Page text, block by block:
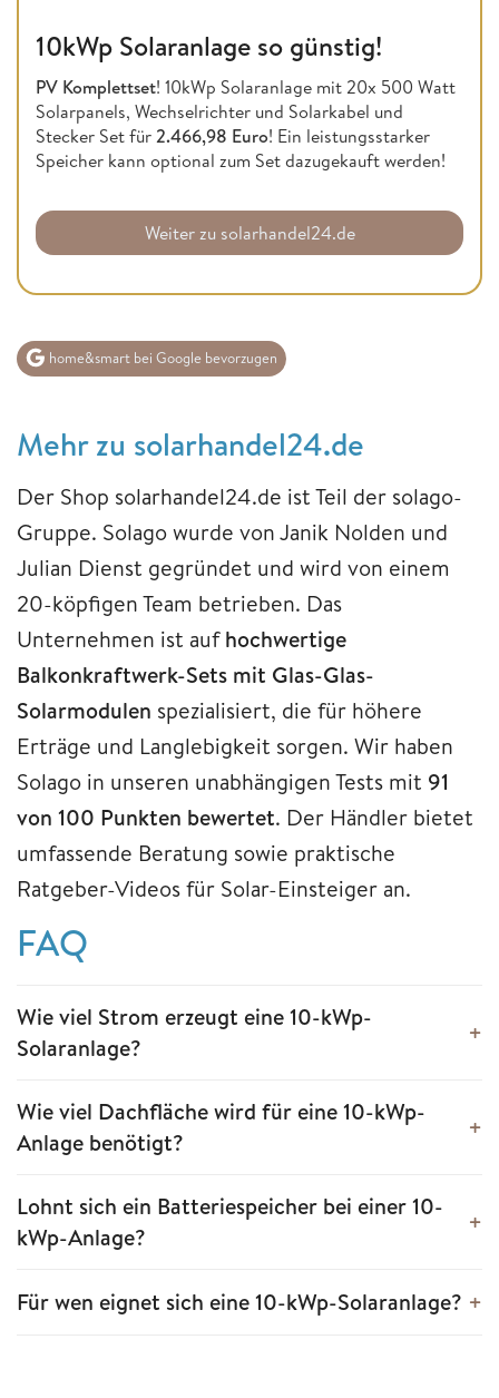
10kWp Solaranlage so günstig!
PV Komplettset! 10kWp Solaranlage mit 20x 500 Watt
Solarpanels, Wechselrichter und Solarkabel und
Stecker Set für2.466,98 Euro! Ein leistungsstarker
Speicher kann optional zum Set dazugekauft werden!
Weiter zu solarhandel24.de
home&smart bei Google bevorzugen
Mehr zu solarhandel24.de
Der Shop solarhandel24.de ist Teil der solago-
Gruppe. Solago wurde von Janik Nolden und
Julian Dienst gegründet und wird von einem
20-köpfigen Team betrieben. Das
Unternehmen ist aufhochwertige
Balkonkraftwerk-Sets mit Glas-Glas-
Solarmodulen spezialisiert, die für höhere
Erträge und Langlebigkeit sorgen. Wir haben
Solago in unseren unabhängigen Tests mit 91
von 100 Punkten bewertet. Der Händler bietet
umfassende Beratung sowie praktische
Ratgeber-Videos für Solar-Einsteiger an.
FAQ
Wie viel Strom erzeugt eine 10-kWp-
Solaranlage?
Wie viel Dachfläche wird für eine 10-kWp-
Anlage benötigt?
Lohnt sich ein Batteriespeicher bei einer 10-
kWp-Anlage?
Für wen eignet sich eine 10-kWp-Solaranlage?